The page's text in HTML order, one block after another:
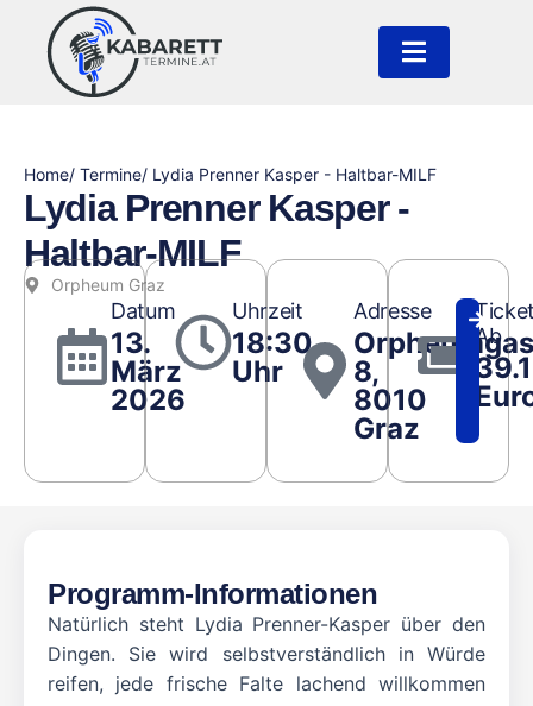
Home/ Termine/ Lydia Prenner Kasper - Haltbar-MILF
Lydia Prenner Kasper -
Haltbar-MILF
Orpheum Graz
Datum
13.
März
2026
Uhrzeit
18:30
Uhr
Adresse
8,
8010
Graz
Ab
39.1
Programm-Informationen
Natürlich steht Lydia Prenner-Kasper über den
Dingen. Sie wird selbstverständlich in Würde
reifen, jede frische Falte lachend willkommen